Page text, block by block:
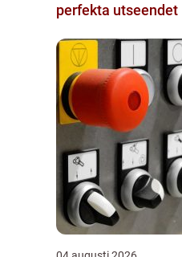
perfekta utseendet